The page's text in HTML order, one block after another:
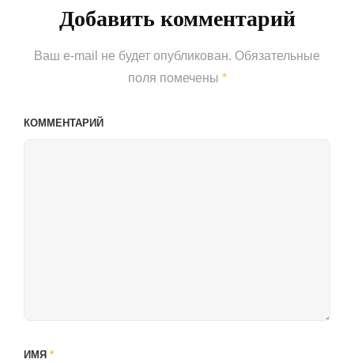
Добавить комментарий
Ваш e-mail не будет опубликован. Обязательные
поля помечены *
КОММЕНТАРИЙ
ИМЯ *